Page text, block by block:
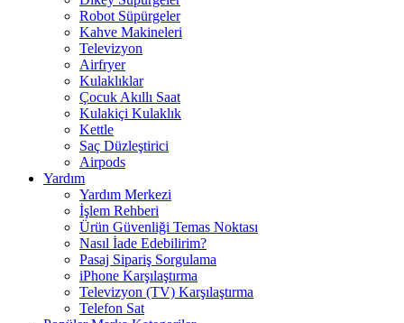
Robot Süpürgeler
Kahve Makineleri
Televizyon
Airfryer
Kulaklıklar
Çocuk Akıllı Saat
Kulakiçi Kulaklık
Kettle
Saç Düzleştirici
Airpods
Yardım
Yardım Merkezi
İşlem Rehberi
Ürün Güvenliği Temas Noktası
Nasıl İade Edebilirim?
Pasaj Sipariş Sorgulama
iPhone Karşılaştırma
Televizyon (TV) Karşılaştırma
Telefon Sat